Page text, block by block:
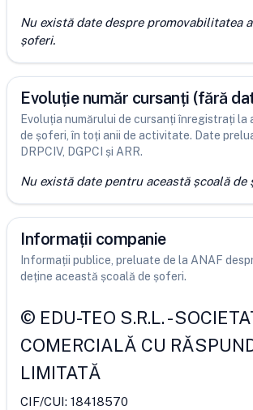
Nu există date despre promovabilitatea
șoferi.
Evoluție număr cursanți (fără
Evoluția numărului de cursanți înregistrați la
de șoferi, în toți anii de activitate. Date
DRPCIV, DGPCI și ARR.
Nu există date pentru această școală de
Informații companie
Informații publice, preluate de la ANAF
deține această școală de șoferi.
© EDU-TEO S.R.L.-
COMERCIALĂ CU
LIMITATĂ
CIF/CUI: 18418570